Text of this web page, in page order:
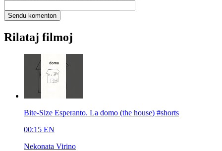
Rilataj filmoj
Bite-Size Esperanto. La domo (the house) #shorts
00:15 EN
Nekonata Virino